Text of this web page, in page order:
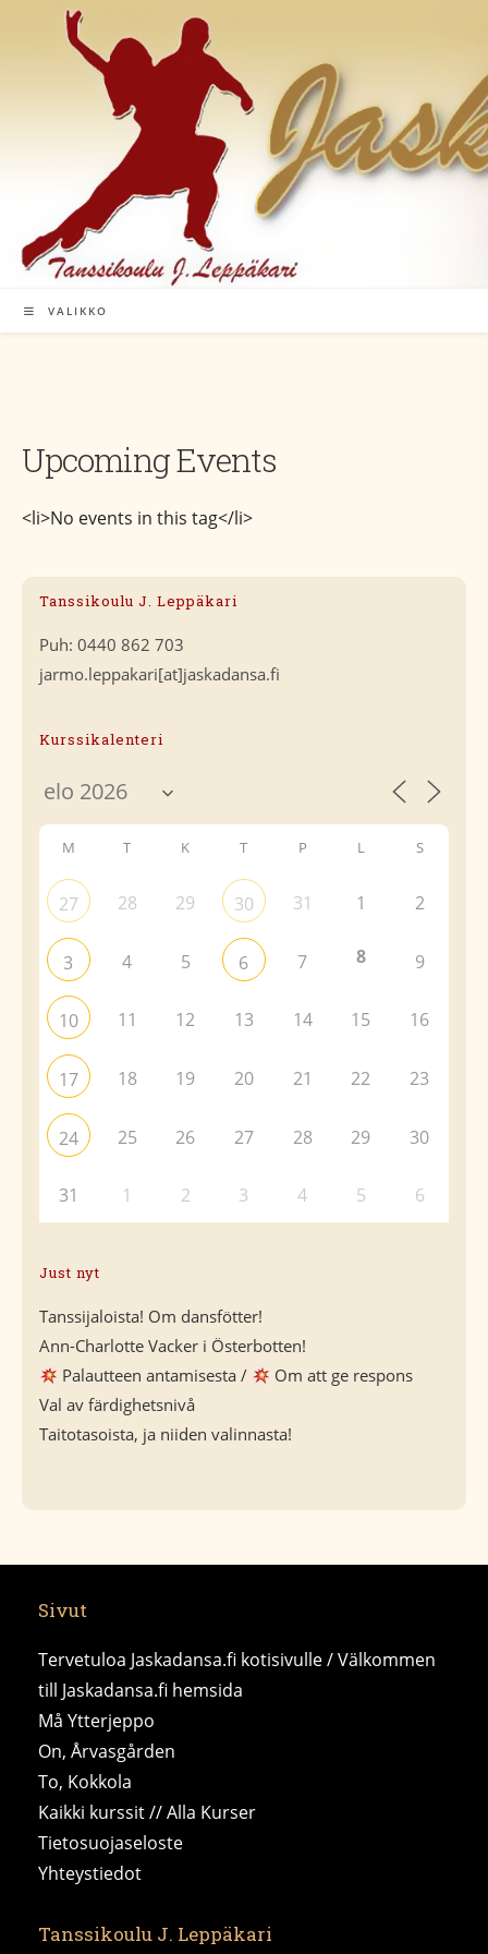
VALIKKO
Upcoming Events
<li>No events in this tag</li>
Tanssikoulu J. Leppäkari
Puh: 0440 862 703
jarmo.leppakari[at]jaskadansa.fi
Kurssikalenteri
M T K T P L S
27 28 29 30 31 1 2
3 4 5 6 7 8 9
10 11 12 13 14 15 16
17 18 19 20 21 22 23
24 25 26 27 28 29 30
31 1 2 3 4 5 6
Just nyt
Tanssijaloista! Om dansfötter!
Ann-Charlotte Vacker i Österbotten!
Palautteen antamisesta /
Om att ge respons
Val av färdighetsnivå
Taitotasoista, ja niiden valinnasta!
Sivut
Tervetuloa Jaskadansa.fi kotisivulle / Välkommen
till Jaskadansa.fi hemsida
Må Ytterjeppo
On, Årvasgården
To, Kokkola
Kaikki kurssit // Alla Kurser
Tietosuojaseloste
Yhteystiedot
Tanssikoulu J. Leppäkari